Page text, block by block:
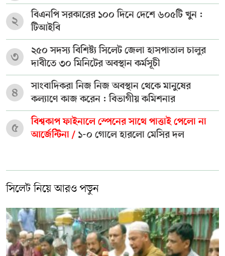
২
বিএনপি সরকারের ১০০ দিনে দেশে ৬০৫টি খুন :
টিআইবি
৩
২৫০ সদস্য বিশিষ্ট্য সিলেট জেলা হাসপাতাল চালুর
দাবীতে ৩০ মিনিটের অবস্থান কর্মসূচী
৪
সাংবাদিকরা নিজ নিজ অবস্থান থেকে মানুষের
কল্যাণে কাজ করেন : বিভাগীয় কমিশনার
৫
বিশ্বকাপ ফাইনালে স্পেনের সাথে পাত্তাই পেলো না
আর্জেন্টিনা / ১-০ গোলে হারলো মেসির দল
সিলেট নিয়ে আরও পড়ুন